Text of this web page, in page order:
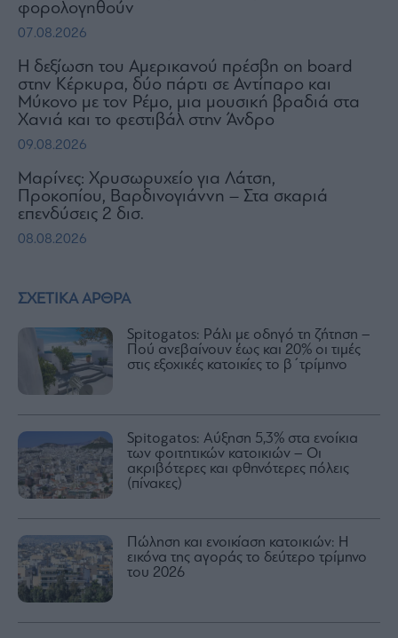
ΣΧΕΤΙΚΑ ΑΡΘΡΑ
Spitogatos: Ράλι με οδηγό τη ζήτηση –
Πού ανεβαίνουν έως και 20% οι τιμές
στις εξοχικές κατοικίες το β΄τρίμηνο
Spitogatos: Αύξηση 5,3% στα ενοίκια
των φοιτητικών κατοικιών – Οι
ακριβότερες και φθηνότερες πόλεις
(πίνακες)
Πώληση και ενοικίαση κατοικιών: Η
εικόνα της αγοράς το δεύτερο τρίμηνο
του 2026
φορολογηθούν
07.08.2026
H δεξίωση του Αμερικανού πρέσβη on board
στην Κέρκυρα, δύο πάρτι σε Αντίπαρο και
Μύκονο με τον Ρέμο, μια μουσική βραδιά στα
Χανιά και το φεστιβάλ στην Άνδρο
09.08.2026
Μαρίνες: Χρυσωρυχείο για Λάτση,
Προκοπίου, Βαρδινογιάννη – Στα σκαριά
επενδύσεις 2 δισ.
08.08.2026